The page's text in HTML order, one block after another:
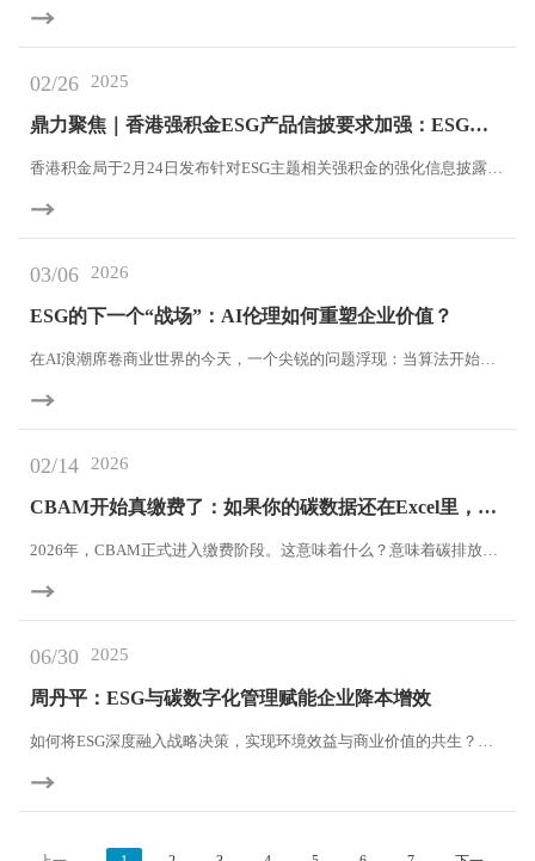
02/26 2025
鼎力聚焦｜香港强积金ESG产品信披要求加强：ESG资
管信披规范化提速，对内地监管制度建设有何启示
香港积金局于2月24日发布针对ESG主题相关强积金的强化信息披露新
产品信披体系完善提供了重要参考。
03/06 2026
ESG的下一个“战场”：AI伦理如何重塑企业价值？
在AI浪潮席卷商业世界的今天，一个尖锐的问题浮现：当算法开始替
02/14 2026
CBAM开始真缴费了：如果你的碳数据还在Excel里，风
险已经发生
2026年，CBAM正式进入缴费阶段。这意味着什么？意味着碳排放数
本？
06/30 2025
周丹平：ESG与碳数字化管理赋能企业降本增效
如何将ESG深度融入战略决策，实现环境效益与商业价值的共生？如